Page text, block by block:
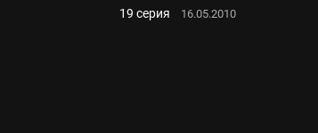
19 серия 16.05.2010